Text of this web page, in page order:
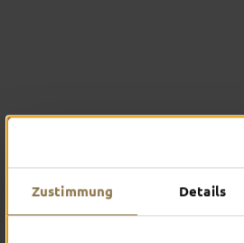
Zustimmung Details